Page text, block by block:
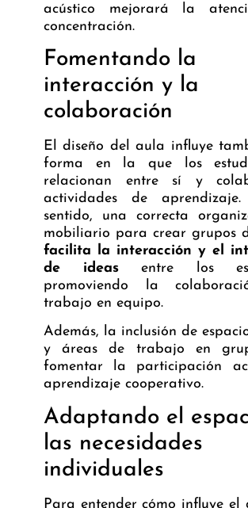
acústico mejorará la
concentración.
Fomentando la
interacción y la
colaboración
El diseño del aula influye
forma en la que los
relacionan entre sí y
actividades de
sentido, una correcta
mobiliario para crear grupos
facilita la interacción y el
de ideasentre los
promoviendo la
trabajo en equipo.
Además, la inclusión de
y áreas de trabajo en
fomentar la participación
aprendizaje cooperativo.
Adaptando el
las necesidades
individuales
Para entender cómo influye el